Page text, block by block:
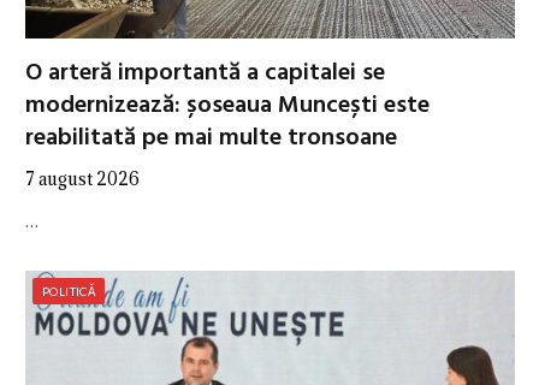
O arteră importantă a capitalei se
modernizează: șoseaua Muncești este
reabilitată pe mai multe tronsoane
7 august 2026
…
POLITICĂ